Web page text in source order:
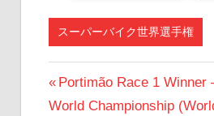
スーパーバイク世界選手権
投
前
の
Portimão Race 1 Winner
World Championship